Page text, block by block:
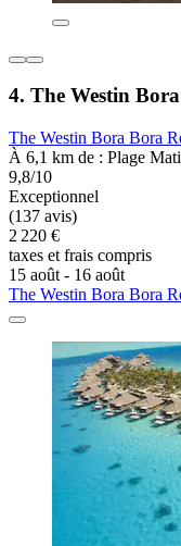
4. The Westin
The Westin Bora Bora
À 6,1 km de : Plage
9,8/10
Exceptionnel
(137 avis)
2 220 €
taxes et frais compris
15 août - 16 août
The Westin Bora Bora